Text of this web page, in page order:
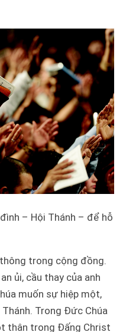
– Hội Thánh – để hỗ
trong cộng đồng.
ủi, cầu thay của anh
muốn sự hiệp một,
Trong Đức Chúa
thân trong Đấng Christ